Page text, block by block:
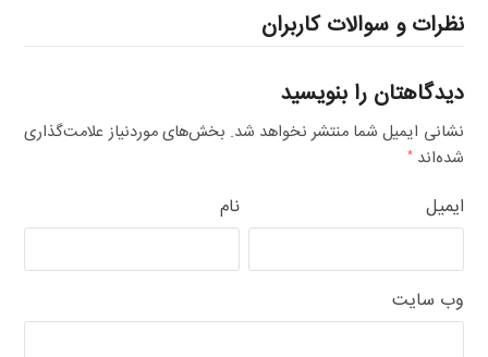
نظرات و سوالات کاربران
دیدگاهتان را بنویسید
نشانی ایمیل شما منتشر نخواهد شد. بخش‌های موردنیاز علامت‌گذاری
شده‌اند*
نام ایمیل
وب‌ سایت